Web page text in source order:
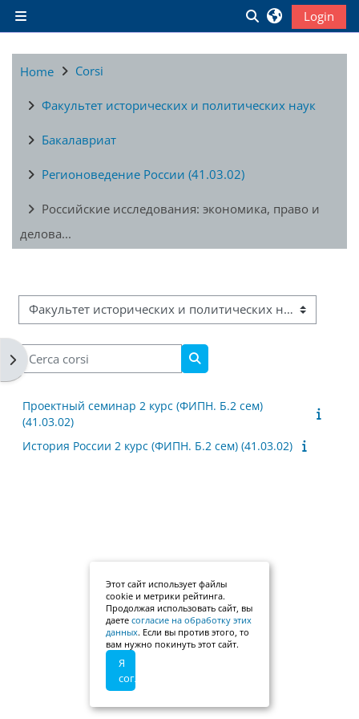
Vai al contenuto principale
Pannello laterale
Attiva/disattiva
Login
Apri il cassetto del blocco
Home Corsi
Факультет исторических и политических наук
Бакалавриат
Регионоведение России (41.03.02)
Российские исследования: экономика, право и
делова...
Categorie di corso
Cerca corsi
Cerca corsi
Проектный семинар 2 курс (ФИПН. Б.2 сем)
(41.03.02)
История России 2 курс (ФИПН. Б.2 сем) (41.03.02)
Этот сайт использует файлы
cookie и метрики рейтинга.
Продолжая использовать сайт, вы
даете согласие на обработку этих
данных. Если вы против этого, то
вам нужно покинуть этот сайт.
Я
согласен